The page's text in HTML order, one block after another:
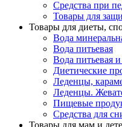
Средства при
Товары для
Товары для диеты,
Вода
Вода питьевая
Вода питьевая
Диетические
Леденцы,
Леденцы.
Пищевые
Средства для
Товары для мам и